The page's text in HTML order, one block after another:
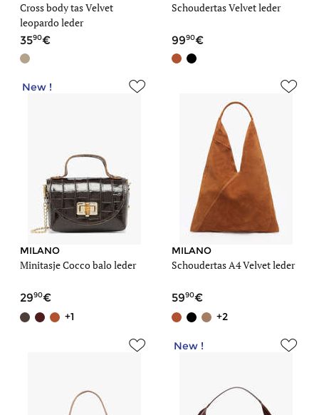
Cross body tas Velvet
leopardo leder
3590
Schoudertas Velvet leder
9990
MILANO
Minitasje Cocco balo leder
2990
+1
New !
MILANO
Schoudertas A4 Velvet leder
5990
+2
New !